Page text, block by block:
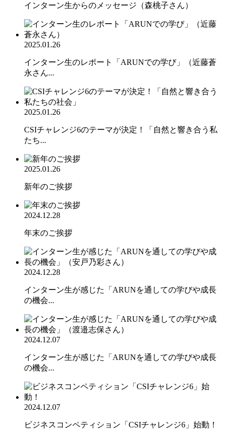
インターン生からのメッセージ（森桃子さん）
2025.01.26
インターン生のレポート「ARUNでの学び」（近藤蒼
永さん...
2025.01.26
CSIチャレンジ6のテーマが決定！「自然と響き合う私
たち...
2025.01.26
新年のご挨拶
2024.12.28
年末のご挨拶
2024.12.28
インターン生が感じた「ARUNを通しての学びや成長
の機会...
2024.12.07
インターン生が感じた「ARUNを通しての学びや成長
の機会...
2024.12.07
ビジネスコンペティション「CSIチャレンジ6」始動！